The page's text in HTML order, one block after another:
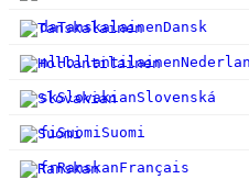
daTanskalainenDansk
nlHollantilainen
skSlovakianSlovenská
fiSuomi Suomi
frRanskanFrançais